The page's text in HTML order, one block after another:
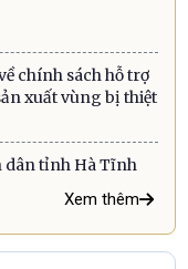
chính sách hỗ trợ
xuất vùng bị thiệt
dân tỉnh Hà Tĩnh
Xem thêm